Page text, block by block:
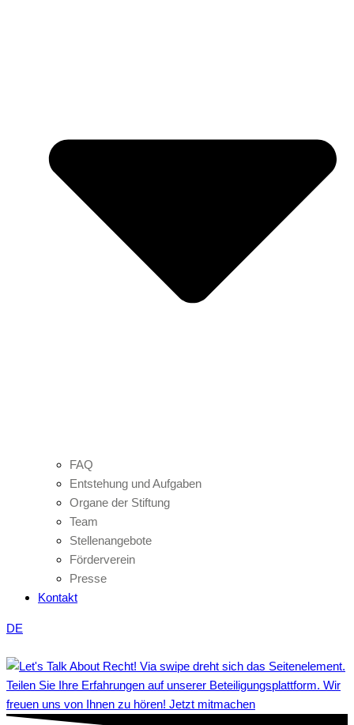
FAQ
Entstehung und Aufgaben
Organe der Stiftung
Team
Stellenangebote
Förderverein
Presse
Kontakt
DE
Teilen Sie Ihre Erfahrungen auf unserer Beteiligungsplattform. Wir
freuen uns von Ihnen zu hören! Jetzt mitmachen